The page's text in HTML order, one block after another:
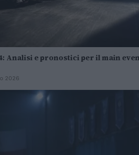
Analisi e pronostici per il main
2026